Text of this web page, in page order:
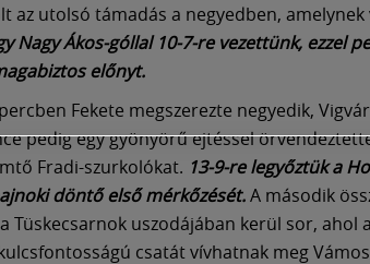
az utolsó támadás a negyedben, amelynek
Nagy Ákos-góllal 10-7-re vezettünk, ezzel
előnyt.
Fekete megszerezte negyedik,
pedig egy gyönyörű ejtéssel
Fradi-szurkolókat. 13-9-re legyőztük a
döntő első mérkőzését.A második
Tüskecsarnok uszodájában kerül sor, ahol
csatát vívhatnak meg